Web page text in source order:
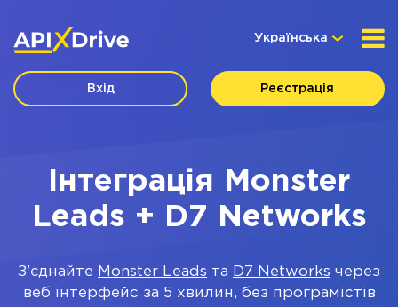
Українська
Вхід Реєстрація
Інтеграція Monster
Leads + D7 Networks
З'єднайте Monster Leads та D7 Networks через
веб інтерфейс за 5 хвилин, без програмістів